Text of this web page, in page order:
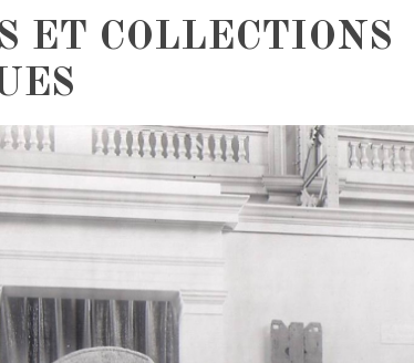
ET COLLECTIONS